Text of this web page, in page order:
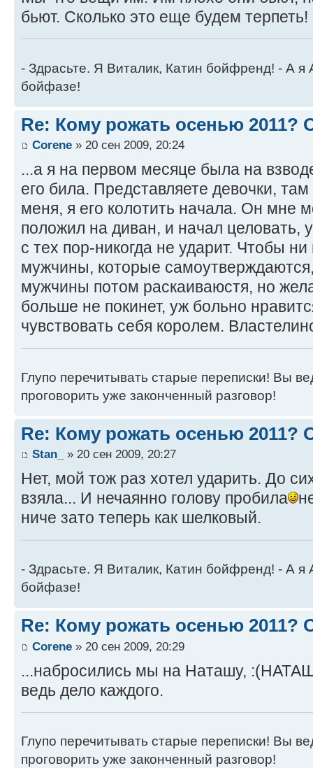
бьют. Сколько это еще будем терпеть!
- Здрасьте. Я Виталик, Катин бойфренд! - А я
бойфазе!
Re: Кому рожать осенью 2011?
Corene » 20 сен 2009, 20:24
...а я на первом месяце была на
его била. Представляете девочки,
меня, я его колотить начала. Он мне
положил на диван, и начал целовать,
с тех пор-никогда не ударит. Чтобы
мужчины, которые
мужчины потом раскаиваюстя, но
больше не покинет, уж больно
чувствовать себя королем.
Глупо перечитывать старые переписки! Вы
проговорить уже законченный разговор!
Re: Кому рожать осенью 2011?
Stan_ » 20 сен 2009, 20:27
Нет, мой тож раз хотел ударить. До
взяла... И нечаянно голову пробила
ниче зато теперь как шелковый.
- Здрасьте. Я Виталик, Катин бойфренд! - А я
бойфазе!
Re: Кому рожать осенью 2011?
Corene » 20 сен 2009, 20:29
...набросились мы на Наташу,
ведь дело каждого.
Глупо перечитывать старые переписки! Вы
проговорить уже законченный разговор!